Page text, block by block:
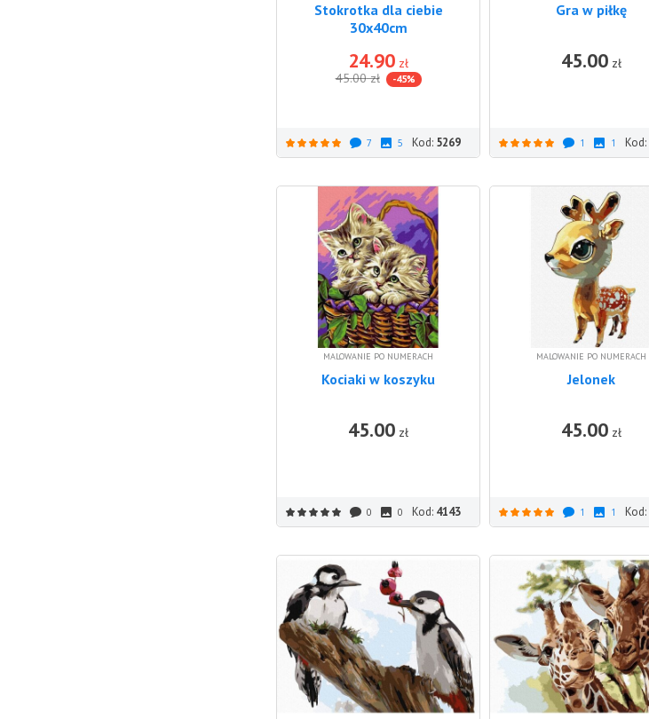
Stokrotka dla ciebie
30x40cm
24.90 zł
45.00zł -45%
DO KOSZYKA
7 5 Kod: 5269
Gra w piłkę
45.00 zł
1 1 Kod:
MALOWANIE PO NUMERACH
Kociaki w koszyku
45.00 zł DO KOSZYKA
0 0 Kod: 4143
MALOWANIE PO NUMERACH
Jelonek
45.00 zł
1 1 Kod: